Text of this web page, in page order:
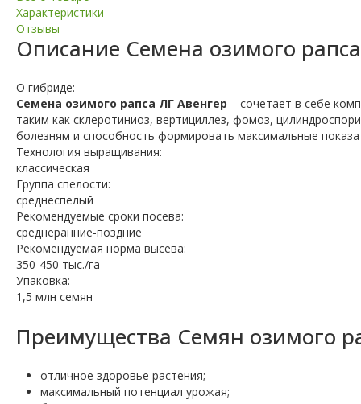
Характеристики
Отзывы
Описание Семена озимого
О гибриде:
Семена озимого рапса ЛГ Авенгер – сочетает в себе
таким как склеротиниоз, вертициллез, фомоз,
болезням и способность формировать максимальные
Технология выращивания:
классическая
Группа спелости:
среднеспелый
Рекомендуемые сроки посева:
среднеранние-поздние
Рекомендуемая норма высева:
350-450 тыс./га
Упаковка:
1,5 млн семян
Преимущества Семян озимого
отличное здоровье растения;
максимальный потенциал урожая;